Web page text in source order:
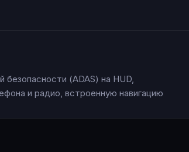
(ADAS) на HUD,
и радио, встроенную навигацию